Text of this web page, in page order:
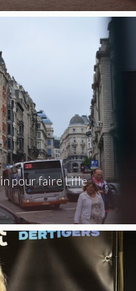
pour faire Lille